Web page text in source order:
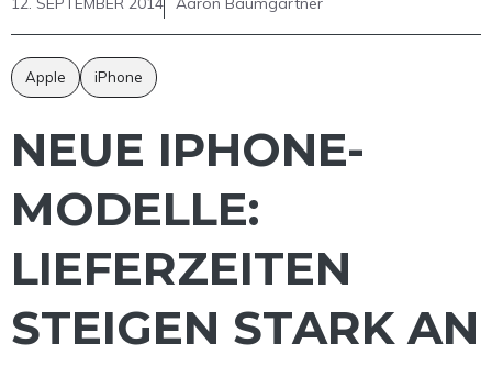
Apple iPhone
NEUE IPHONE-
MODELLE:
LIEFERZEITEN
STEIGEN STARK AN